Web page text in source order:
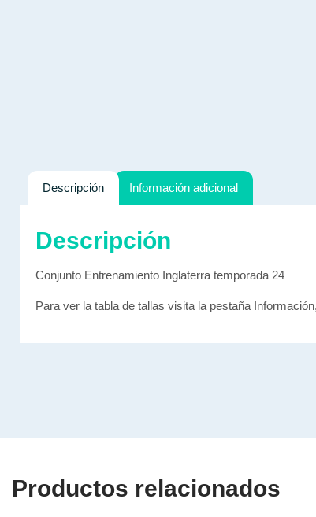
Descripción Información adicional
Descripción
Conjunto Entrenamiento Inglaterra temporada 24
Para ver la tabla de tallas visita la pestaña
Productos relacionados